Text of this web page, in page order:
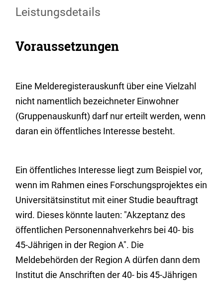
Leistungsdetails
Voraussetzungen
Eine Melderegisterauskunft über eine Vielzahl
nicht namentlich bezeichneter Einwohner
(Gruppenauskunft) darf nur erteilt werden, wenn
daran ein öffentliches Interesse besteht.
Ein öffentliches Interesse liegt zum Beispiel vor,
wenn im Rahmen eines Forschungsprojektes ein
Universitätsinstitut mit einer Studie beauftragt
wird. Dieses könnte lauten: "Akzeptanz des
öffentlichen Personennahverkehrs bei 40- bis
45-Jährigen in der Region A". Die
Meldebehörden der Region A dürfen dann dem
Institut die Anschriften der 40- bis 45-Jährigen